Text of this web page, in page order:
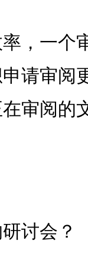
，一个
请审阅
审阅的
讨会？